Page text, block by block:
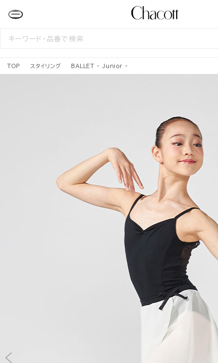
検
TOP スタイリング BALLET - Junior -